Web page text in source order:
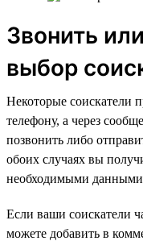
Звонить
выбор
Некоторые соискатели
телефону, а через
позвонить либо
обоих случаях вы
необходимыми
Если ваши соискатели
можете добавить в